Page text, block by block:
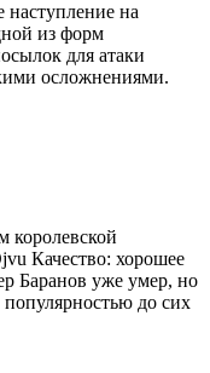
на
из форм
для атаки
осложнениями.
Качество: хорошее
Баранов уже умер, но
до сих